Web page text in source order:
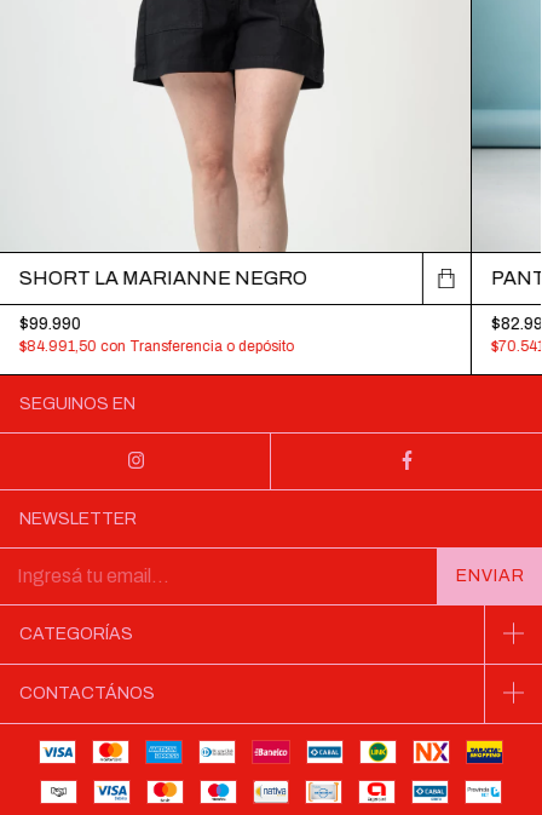
SHORT LA MARIANNE NEGRO
$99.990
$84.991,50 con Transferencia o depósito
SEGUINOS EN
NEWSLETTER
CATEGORÍAS
CONTACTÁNOS